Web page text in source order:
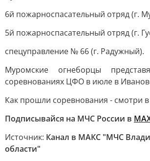
6й пожарноспасательный отряд (г.
5й пожарноспасательный отряд (г.
спецуправление № 66 (г. Радужный).
Муромские огнеборцы
соревнованиях ЦФО в июле в
Как прошли соревнования - смотри
Подписывайся на МЧС России в
Источник: Канал в МАКС "МЧС
области"